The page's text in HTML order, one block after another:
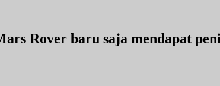
Rover baru saja mendapat